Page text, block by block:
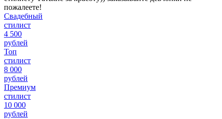
пожалеете!
Свадебный
стилист
4 500
рублей
Топ
стилист
8 000
рублей
Премиум
стилист
10 000
рублей